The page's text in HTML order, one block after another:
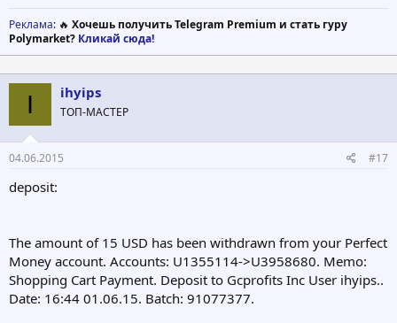
Реклама: 🔥 Хочешь получить Telegram Premium и стать гуру
Polymarket? Кликай сюда!
I ihyips
ТОП-МАСТЕР
04.06.2015 #17
deposit:
The amount of 15 USD has been withdrawn from your Perfect
Money account. Accounts: U1355114->U3958680. Memo:
Shopping Cart Payment. Deposit to Gcprofits Inc User ihyips..
Date: 16:44 01.06.15. Batch: 91077377.